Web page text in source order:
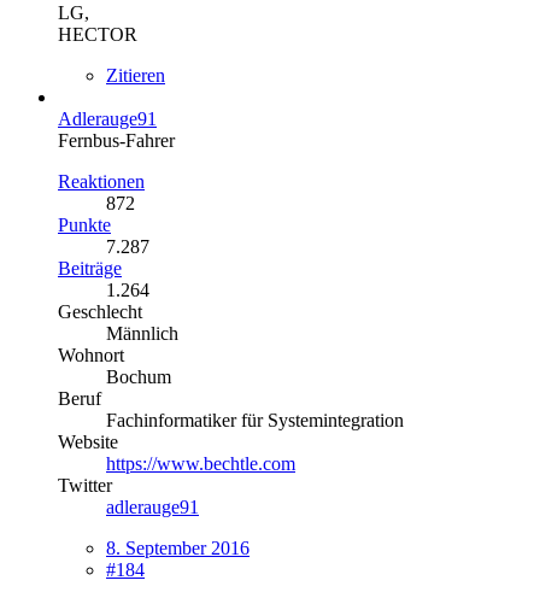
LG,
HECTOR
Zitieren
Adlerauge91
Fernbus-Fahrer
Reaktionen
872
Punkte
7.287
Beiträge
1.264
Geschlecht
Männlich
Wohnort
Bochum
Beruf
Fachinformatiker für Systemintegration
Website
https://www.bechtle.com
Twitter
adlerauge91
8. September 2016
#184